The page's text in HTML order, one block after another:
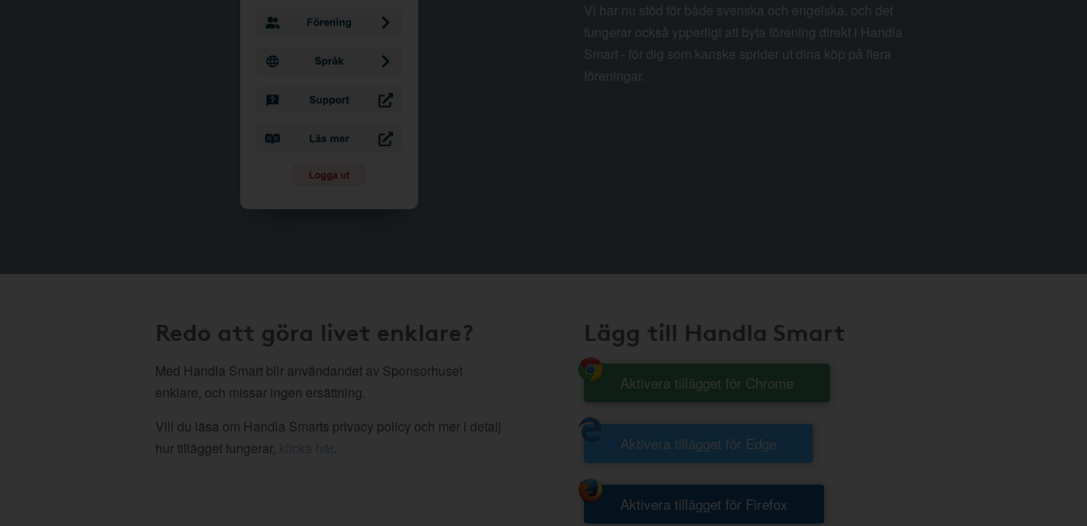
Vi har nu stöd för både svenska och engelska, och det
fungerar också ypperligt att byta förening direkt i Handla
Smart - för dig som kanske sprider ut dina köp på flera
föreningar.
Redo att göra livet enklare?
Med Handla Smart blir användandet av Sponsorhuset
enklare, och missar ingen ersättning.
Vill du läsa om Handla Smarts privacy policy och mer i detalj
hur tillägget fungerar,
.
Lägg till Handla Smart
Aktivera tillägget för Chrome
Aktivera tillägget för Edge
Aktivera tillägget för Firefox